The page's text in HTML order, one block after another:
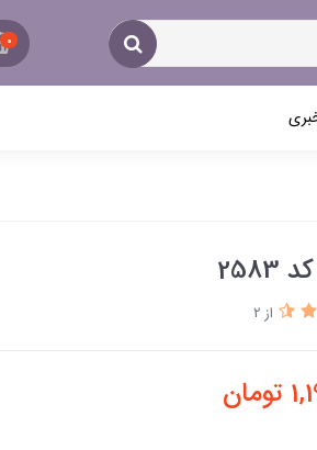
0
از 2
تومان